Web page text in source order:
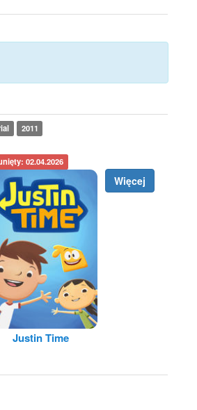
2011
02.04.2026
Justin Time
Więcej